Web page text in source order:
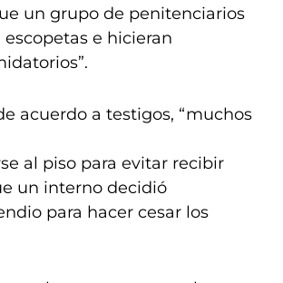
un grupo de penitenciarios
e hicieran
acuerdo a testigos, “muchos
al piso para evitar recibir
un interno decidió
para hacer cesar los